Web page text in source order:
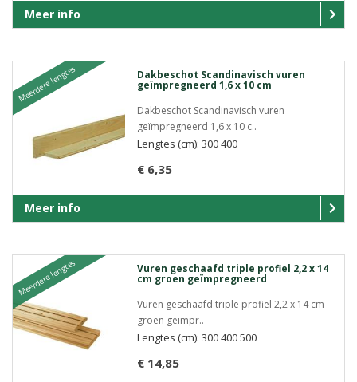
Meer info
Meerdere lengtes Dakbeschot Scandinavisch vuren
geïmpregneerd 1,6 x 10 cm
Dakbeschot Scandinavisch vuren
geïmpregneerd 1,6 x 10 c..
€ 6,35
Lengtes (cm): 300 400
Meer info
Meerdere lengtes Vuren geschaafd triple profiel 2,2 x 14
cm groen geïmpregneerd
Vuren geschaafd triple profiel 2,2 x 14 cm
groen geïmpr..
€ 14,85
Lengtes (cm): 300 400 500